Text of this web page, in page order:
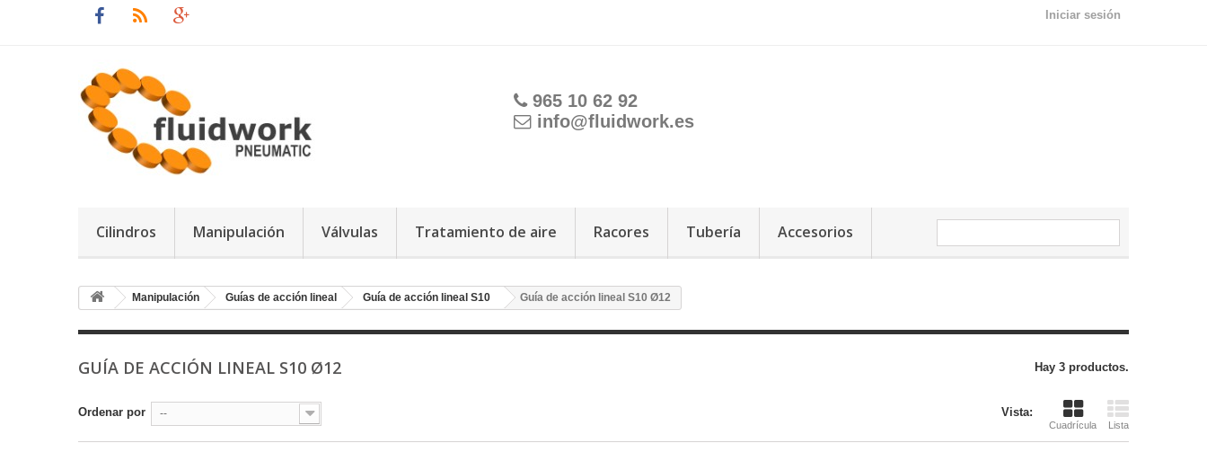
Iniciar sesión
965 10 62 92
info@fluidwork.es
Cilindros Manipulación Válvulas Tratamiento de aire Racores Tubería Accesorios
Manipulación Guías de acción lineal Guía de acción lineal S10 Guía de acción lineal S10 Ø12
GUÍA DE ACCIÓN LINEAL S10 Ø12 Hay 3 productos.
Vista:
Cuadrícula Lista
Ordenar por --